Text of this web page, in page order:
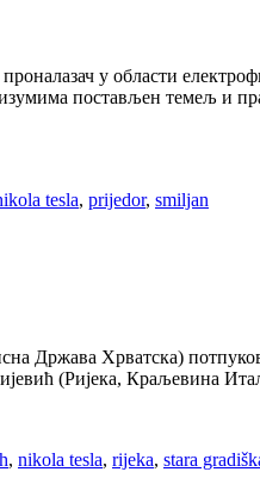
у области
постављен темељ и
tesla, prijedor, smiljan
Држава Хрватска)
(Ријека, Краљевина
, nikola tesla, rijeka, stara